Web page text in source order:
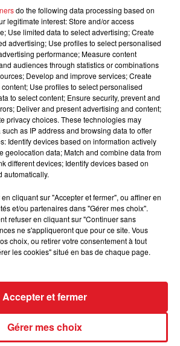
:Trés joué lors dans le quinté du
8 éme où il n'a malheureusement
idéal. Il aime bien mener la
et tentera de garder un accessit
au poteau.
(D4): Il fait toutes ses courses et
de réussite sur cette piste est
un engament idéal au plafond des
neanmoins dans ce lot, le bon
pour faire l'arrivée.
POUR HOMICIDE
do the following data processing based on
legitimate interest: Store and/or access
Use limited data to select advertising; Create
advertising; Use profiles to select personalised
performance; Measure content
audiences through statistics or combinations
Develop and improve services; Create
Use profiles to select personalised
to select content; Ensure security, prevent and
Deliver and present advertising and content;
privacy choices. These technologies may
as IP address and browsing data to offer
Identify devices based on information actively
geolocation data; Match and combine data from
different devices; Identify devices based on
automatically.
cliquant sur "Accepter et fermer", ou affiner en
et/ou partenaires dans "Gérer mes choix".
refuser en cliquant sur "Continuer sans
ne s'appliqueront que pour ce site. Vous
choix, ou retirer votre consentement à tout
les cookies" situé en bas de chaque page.
Gérer mes choix
Accepter et fermer